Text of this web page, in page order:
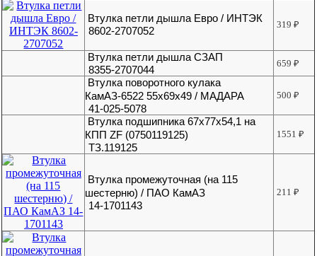
Втулка петли дышла Евро / ИНТЭК
8602-2707052
319₽
Втулка петли дышла СЗАП
8355-2707044
659₽
Втулка поворотного кулака
КамАЗ-6522 55х69х49 / МАДАРА
41-025-5078
500₽
Втулка подшипника 67х77х54,1 на
КПП ZF (0750119125)
ТЗ.119125
1551₽
Втулка промежуточная (на 115
шестерню) / ПАО КамАЗ
14-1701143
211₽